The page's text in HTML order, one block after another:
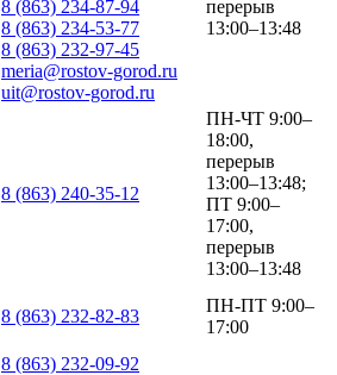
8 (863) 234-87-94
8 (863) 234-53-77
8 (863) 232-97-45
meria@rostov-gorod.ru
uit@rostov-gorod.ru
перерыв
13:00–13:48
8 (863) 240-35-12
ПН-ЧТ 9:00–
18:00,
перерыв
13:00–13:48;
ПТ 9:00–
17:00,
перерыв
13:00–13:48
8 (863) 232-82-83
ПН-ПТ 9:00–
17:00
8 (863) 232-09-92